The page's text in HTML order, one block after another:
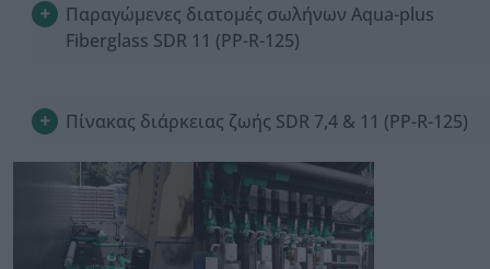
Παραγώμενες διατομές σωλήνων Aqua-plus
Fiberglass SDR 11 (PP-R-125)
Πίνακας διάρκειας ζωής SDR 7,4 & 11 (PP-R-125)